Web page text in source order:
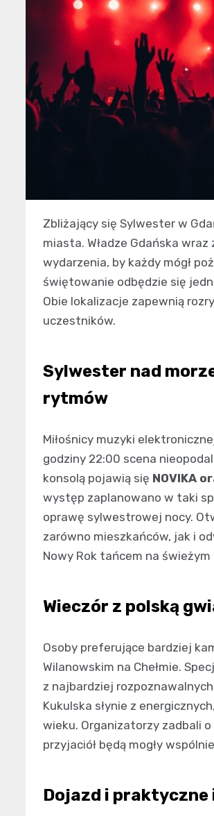
Zbliżający się Sylwester w
miasta. Władze Gdańska
wydarzenia, by każdy mógł
świętowanie odbędzie się
Obie lokalizacje zapewnią
uczestników.
Sylwester nad
rytmów
Miłośnicy muzyki
godziny 22:00 scena
konsolą pojawią się NOVIKA
występ zaplanowano w taki
oprawę sylwestrowej nocy.
zarówno mieszkańców, jak i
Nowy Rok tańcem na
Wieczór z polską
Osoby preferujące bardziej
Wilanowskim na Chełmie.
z najbardziej
Kukulska słynie z
wieku. Organizatorzy zadbali
przyjaciół będą mogły
Dojazd i